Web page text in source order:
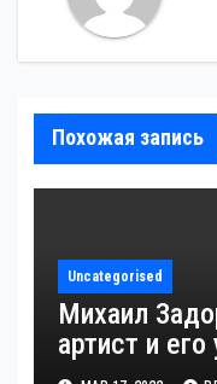
Похожая запись
Uncategorised
Михаил
артист и
биография